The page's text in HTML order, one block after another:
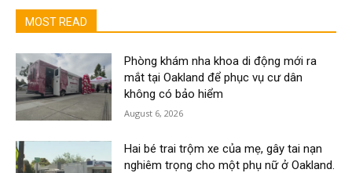
MOST READ
Phòng khám nha khoa di động mới ra
mắt tại Oakland để phục vụ cư dân
không có bảo hiểm
August 6, 2026
Hai bé trai trộm xe của mẹ, gây tai nạn
nghiêm trọng cho một phụ nữ ở Oakland.